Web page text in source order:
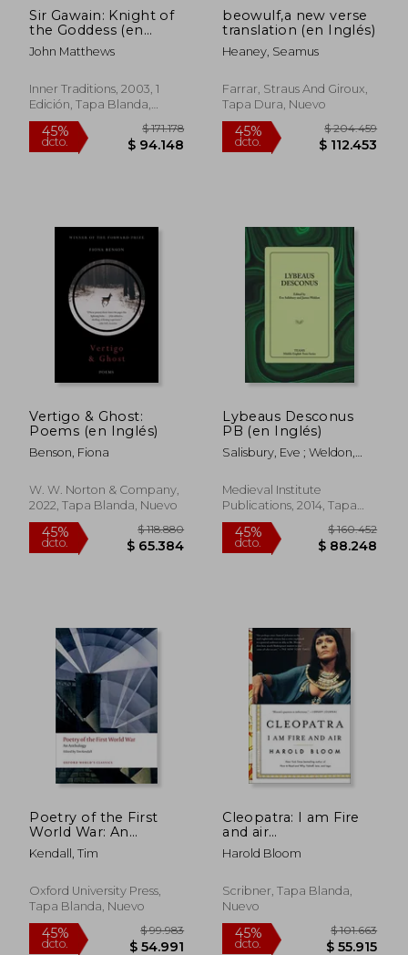
Sir Gawain: Knight of
the Goddess (en
Inglés)
John Matthews
Inner Traditions, 2003, 1
Edición, Tapa Blanda,
Nuevo
45%
dcto. $ 94.148
beowulf,a new verse
translation (en Inglés)
Heaney, Seamus
Farrar, Straus And Giroux,
Tapa Dura, Nuevo
45%
Vertigo & Ghost:
Poems (en Inglés)
Benson, Fiona
W. W. Norton & Company,
2022, Tapa Blanda, Nuevo
Lybeaus Desconus
PB (en Inglés)
Salisbury, Eve ; Weldon,
Medieval Institute
Publications, 2014, Tapa
Blanda, Nuevo
Poetry of the First
World War: An
Anthology (Oxford
World's Classics) (en
Kendall, Tim
Oxford University Press,
Tapa Blanda, Nuevo
Cleopatra: I am Fire
and air
(Shakespeare's
Personalities) (en
Harold Bloom
Scribner, Tapa Blanda,
Nuevo